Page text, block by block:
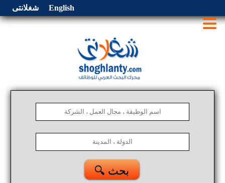
شغلانتى English
🔍 بحث